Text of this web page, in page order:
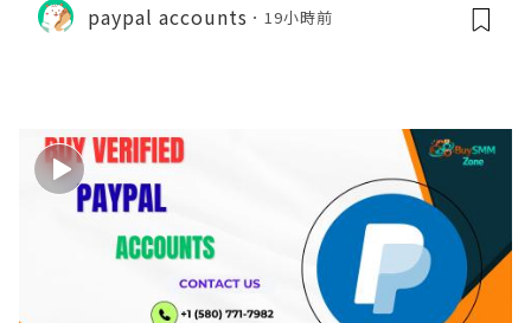
paypal accounts 19小時前